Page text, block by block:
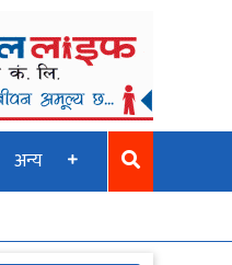
अन्य